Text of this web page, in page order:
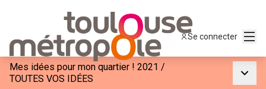
Se connecter
Mes idées pour mon quartier ! 2021 /
TOUTES VOS IDÉES